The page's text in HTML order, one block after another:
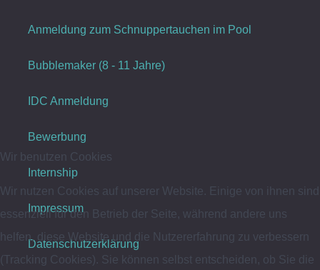
Anmeldung zum Schnuppertauchen im Pool
Bubblemaker (8 - 11 Jahre)
IDC Anmeldung
Bewerbung
Internship
Impressum
Datenschutzerklärung
Wir benutzen Cookies
Wir nutzen Cookies auf unserer Website. Einige von ihnen sind
essenziell für den Betrieb der Seite, während andere uns
helfen, diese Website und die Nutzererfahrung zu verbessern
(Tracking Cookies). Sie können selbst entscheiden, ob Sie die